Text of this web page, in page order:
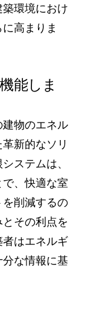
環境におけ
高まりま
能しま
物のエネル
新的なソリ
ステムは、
、快適な室
削減するの
その利点を
はエネルギ
な情報に基